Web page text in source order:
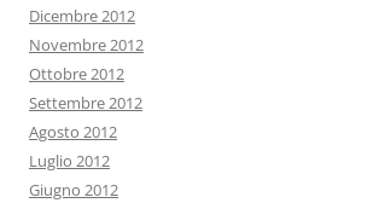
Dicembre 2012
Novembre 2012
Ottobre 2012
Settembre 2012
Agosto 2012
Luglio 2012
Giugno 2012